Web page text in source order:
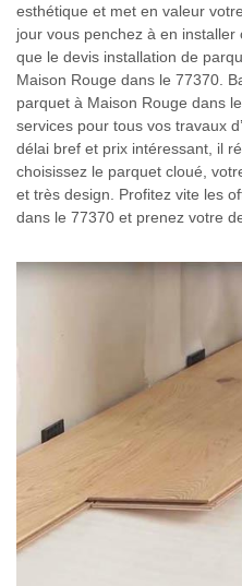
esthétique et met en valeur
jour vous penchez à en
que le devis installation de
Maison Rouge dans le 77370.
parquet à Maison Rouge dans
services pour tous vos travaux
délai bref et prix intéressant, il
choisissez le parquet cloué,
et très design. Profitez vite les
dans le 77370 et prenez votre